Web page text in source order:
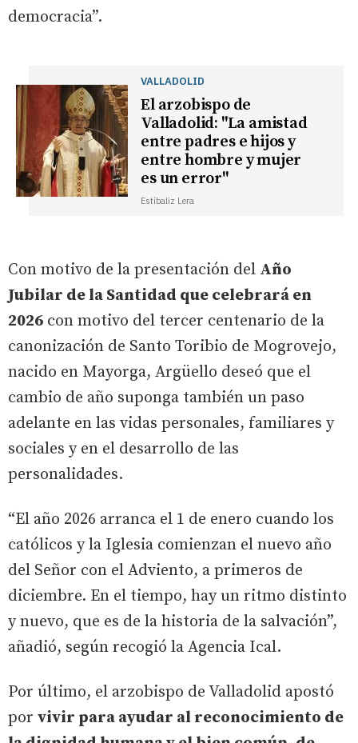
democracia”.
VALLADOLID
El arzobispo de
Valladolid: "La amistad
entre padres e hijos y
entre hombre y mujer
es un error"
Estíbaliz Lera
Con motivo de la presentación del Año
Jubilar de la Santidad que celebrará en
2026 con motivo del tercer centenario de la
canonización de Santo Toribio de Mogrovejo,
nacido en Mayorga, Argüello deseó que el
cambio de año suponga también un paso
adelante en las vidas personales, familiares y
sociales y en el desarrollo de las
personalidades.
“El año 2026 arranca el 1 de enero cuando los
católicos y la Iglesia comienzan el nuevo año
del Señor con el Adviento, a primeros de
diciembre. En el tiempo, hay un ritmo distinto
y nuevo, que es de la historia de la salvación”,
añadió, según recogió la Agencia Ical.
Por último, el arzobispo de Valladolid apostó
por vivir para ayudar al reconocimiento de